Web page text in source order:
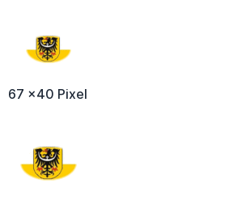
67 x40 Pixel